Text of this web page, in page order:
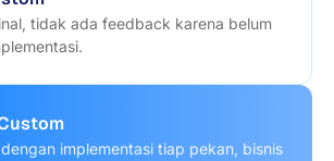
tidak ada feedback karena belum
implementasi tiap pekan, bisnis